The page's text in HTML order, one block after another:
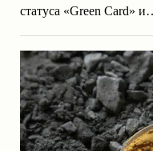
статуса «Green Card»